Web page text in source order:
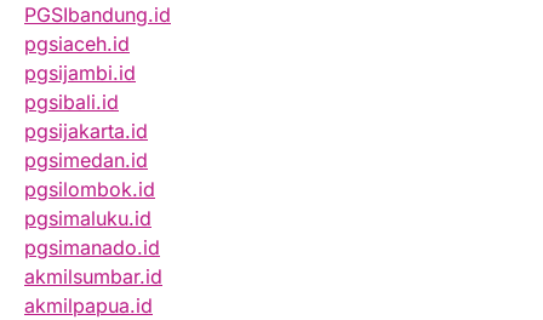
PGSIbandung.id
pgsiaceh.id
pgsijambi.id
pgsibali.id
pgsijakarta.id
pgsimedan.id
pgsilombok.id
pgsimaluku.id
pgsimanado.id
akmilsumbar.id
akmilpapua.id